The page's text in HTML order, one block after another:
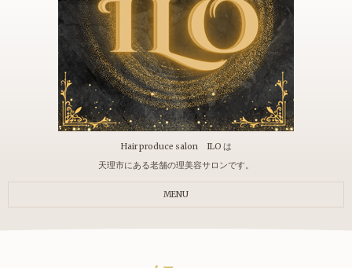
Hair produce salon ILO は
天理市にある老舗の理美容サロンです。
MENU